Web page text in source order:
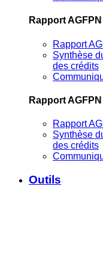
Rapport
Rapport
Synthèse
des crédits
Rapport
Rapport
Synthèse
des crédits
Outils